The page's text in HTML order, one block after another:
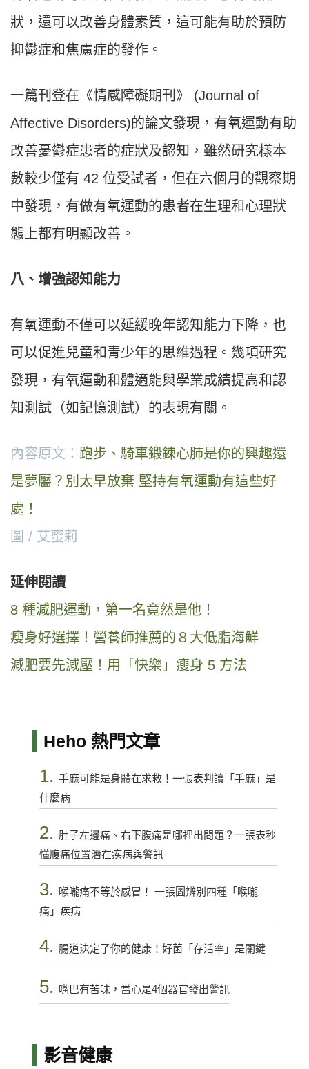
狀，還可以改善身體素質，這可能有助於預防
抑鬱症和焦慮症的發作。
一篇刊登在《情感障礙期刊》 (Journal of
Affective Disorders)的論文發現，有氧運動有助
改善憂鬱症患者的症狀及認知，雖然研究樣本
數較少僅有 42 位受試者，但在六個月的觀察期
中發現，有做有氧運動的患者在生理和心理狀
態上都有明顯改善。
八、增強認知能力
有氧運動不僅可以延緩晚年認知能力下降，也
可以促進兒童和青少年的思維過程。幾項研究
發現，有氧運動和體適能與學業成績提高和認
知測試（如記憶測試）的表現有關。
內容原文： 跑步、騎車鍛鍊心肺是你的興趣還
是夢靨？別太早放棄 堅持有氧運動有這些好
處！
圖 / 艾蜜莉
延伸閱讀
8 種減肥運動，第一名竟然是他！
瘦身好選擇！營養師推薦的８大低脂海鮮
減肥要先減壓！用「快樂」瘦身 5 方法
Heho 熱門文章
1. 手麻可能是身體在求救！一張表判讀「手麻」是
什麼病
2. 肚子左邊痛、右下腹痛是哪裡出問題？一張表秒
懂腹痛位置潛在疾病與警訊
3.
喉嚨痛不等於感冒！ 一張圖辨別四種「喉嚨
痛」疾病
4. 腸道決定了你的健康！好菌「存活率」是關鍵
5. 嘴巴有苦味，當心是4個器官發出警訊
影音健康